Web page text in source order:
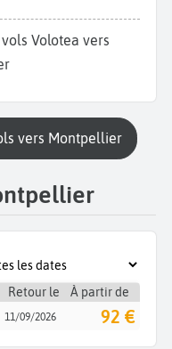
vers Montpellier
Retour le À partir de
11/09/2026 92 €